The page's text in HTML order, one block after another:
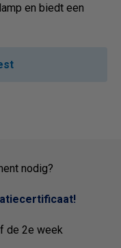
en biedt een
nodig?
de 2e week